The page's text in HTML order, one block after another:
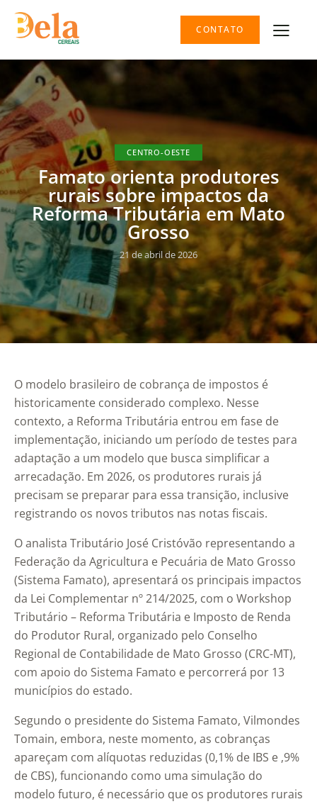
CONTATO
CENTRO-OESTE
Famato orienta produtores
rurais sobre impactos da
Reforma Tributária em Mato
Grosso
21 de abril de 2026
O modelo brasileiro de cobrança de impostos é
historicamente considerado complexo. Nesse
contexto, a Reforma Tributária entrou em fase de
implementação, iniciando um período de testes para
adaptação a um modelo que busca simplificar a
arrecadação. Em 2026, os produtores rurais já
precisam se preparar para essa transição, inclusive
registrando os novos tributos nas notas fiscais.
O analista Tributário José Cristóvão representando a
Federação da Agricultura e Pecuária de Mato Grosso
(Sistema Famato), apresentará os principais impactos
da Lei Complementar nº 214/2025, com o Workshop
Tributário – Reforma Tributária e Imposto de Renda
do Produtor Rural, organizado pelo Conselho
Regional de Contabilidade de Mato Grosso (CRC-MT),
com apoio do Sistema Famato e percorrerá por 13
municípios do estado.
Segundo o presidente do Sistema Famato, Vilmondes
Tomain, embora, neste momento, as cobranças
apareçam com alíquotas reduzidas (0,1% de IBS e ,9%
de CBS), funcionando como uma simulação do
modelo futuro, é necessário que os produtores rurais